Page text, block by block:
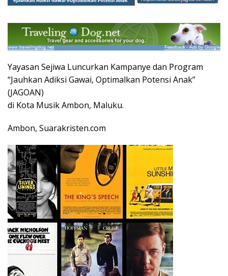
Yayasan Sejiwa Luncurkan Kampanye dan Program
“Jauhkan Adiksi Gawai, Optimalkan Potensi Anak”
(JAGOAN)
di Kota Musik Ambon, Maluku.
Ambon, Suarakristen.com